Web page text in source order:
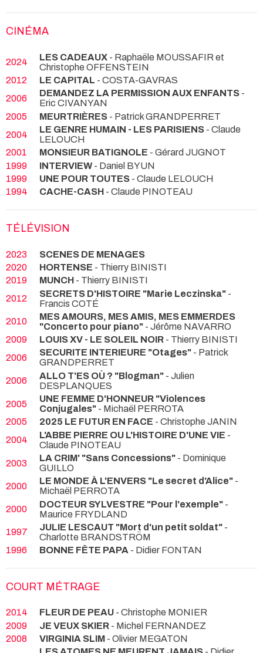
CINÉMA
2024 LES CADEAUX - Raphaële MOUSSAFIR et
Christophe OFFENSTEIN
2012
LE CAPITAL - COSTA-GAVRAS
2006
DEMANDEZ LA PERMISSION AUX ENFANTS -
Eric CIVANYAN
2005
MEURTRIÈRES - Patrick GRANDPERRET
2004
LE GENRE HUMAIN - LES PARISIENS - Claude
LELOUCH
2001
MONSIEUR BATIGNOLE - Gérard JUGNOT
1999
INTERVIEW- Daniel BYUN
1999
UNE POUR TOUTES - Claude LELOUCH
1994
CACHE-CASH - Claude PINOTEAU
TÉLÉVISION
2023
SCENES DE MENAGES
2020
HORTENSE - Thierry BINISTI
2019
MUNCH - Thierry BINISTI
2012
SECRETS D'HISTOIRE "Marie Leczinska" -
Francis COTÉ
2010
MES AMOURS, MES AMIS, MES EMMERDES
"Concerto pour piano" - Jérôme NAVARRO
2009
LOUIS XV - LE SOLEIL NOIR - Thierry BINISTI
2006
SECURITE INTERIEURE "Otages" - Patrick
GRANDPERRET
2006
ALLO T'ES OÙ ? "Blogman" - Julien
DESPLANQUES
2005
UNE FEMME D'HONNEUR "Violences
Conjugales" - Michaël PERROTA
2005
2025 LE FUTUR EN FACE - Christophe JANIN
2004
L'ABBE PIERRE OU L'HISTOIRE D'UNE VIE -
Claude PINOTEAU
2003
LA CRIM' "Sans Concessions" - Dominique
GUILLO
2000
LE MONDE À L'ENVERS "Le secret d'Alice" -
Michaël PERROTA
2000
DOCTEUR SYLVESTRE "Pour l'exemple" -
Maurice FRYDLAND
1997
JULIE LESCAUT "Mort d'un petit soldat" -
Charlotte BRANDSTRÖM
1996
BONNE FÊTE PAPA - Didier FONTAN
COURT MÉTRAGE
2014 FLEUR DE PEAU - Christophe MONIER
2009
JE VEUX SKIER - Michel FERNANDEZ
2008
VIRGINIA SLIM - Olivier MEGATON